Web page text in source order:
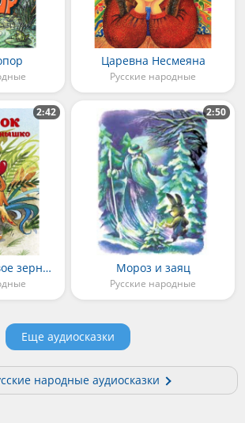
Царевна Несмеяна
Русские народные
Петушок и бобовое зернышко
2:42
Мороз и заяц
Русские народные
2:50
Еще аудиосказки
народные аудиосказки